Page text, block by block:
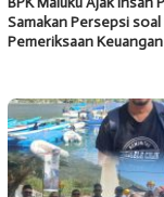
Samakan Persepsi soal
Pemeriksaan